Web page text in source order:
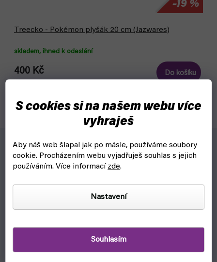
S cookies si na našem webu více
vyhraješ
Aby náš web šlapal jak po másle, používáme soubory
cookie. Procházením webu vyjadřuješ souhlas s jejich
používáním. Více informací zde.
Nastavení
Souhlasím
–19 %
Treecko - Pokémon plyšák 20 cm (Jazwares)
skladem, ihned k odeslání
400 Kč Do košíku
Pro koho?
hru
Kdo by nemiloval Pokemony? Podložka s designem Gallery
Series Seaside zaujme jistě každého hráče.